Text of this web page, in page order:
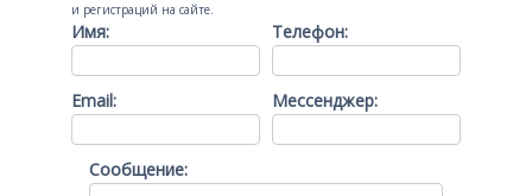
и регистраций на сайте.
Имя: Телефон:
Email: Мессенджер:
Сообщение: